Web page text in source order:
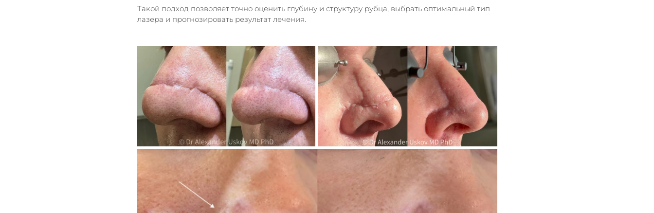
Такой подход позволяет точно оценить глубину и структуру рубца, выбрать оптимальный тип
лазера и прогнозировать результат лечения.